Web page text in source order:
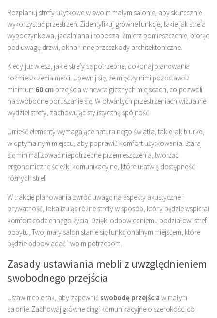
Rozplanuj strefy użytkowe w swoim małym salonie, aby skutecznie
wykorzystać przestrzeń. Zidentyfikuj główne funkcje, takie jak strefa
wypoczynkowa, jadalniana i robocza. Zmierz pomieszczenie, biorąc
pod uwagę drzwi, okna i inne przeszkody architektoniczne.
Kiedy już wiesz, jakie strefy są potrzebne, dokonaj planowania
rozmieszczenia mebli. Upewnij się, że między nimi pozostawisz
minimum 60 cm przejścia w newralgicznych miejscach, co pozwoli
na swobodne poruszanie się. W otwartych przestrzeniach wizualnie
wydziel strefy, zachowując stylistyczną spójność.
Umieść elementy wymagające naturalnego światła, takie jak biurko,
w optymalnym miejscu, aby poprawić komfort użytkowania. Staraj
się minimalizować niepotrzebne przemieszczenia, tworząc
ergonomiczne ścieżki komunikacyjne, które ułatwią dostępność
różnych stref.
W trakcie planowania zwróć uwagę na aspekty akustyczne i
prywatność, lokalizując różne strefy w sposób, który będzie wspierał
komfort codziennego życia. Dzięki odpowiedniemu podziałowi stref
pobytu, Twój mały salon stanie się funkcjonalnym miejscem, które
będzie odpowiadać Twoim potrzebom.
Zasady ustawiania mebli z uwzględnieniem
swobodnego przejścia
Ustaw meble tak, aby zapewnić swobodę przejścia w małym
salonie. Zachowaj główne ciągi komunikacyjne o szerokości co